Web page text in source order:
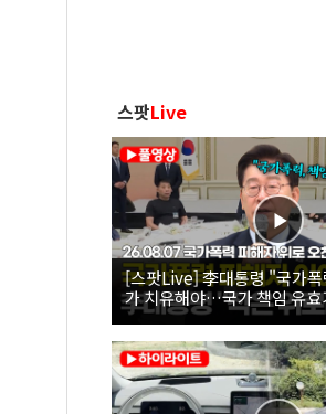
스팟Live
[스팟Live] 李대통령 "국가폭
가 치유해야…국가 책임 유
26.08.07 국가폭력 피해자 위